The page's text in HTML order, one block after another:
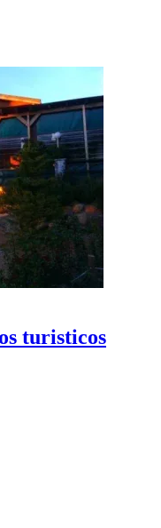
turisticos